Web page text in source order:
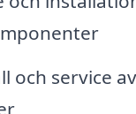
och service